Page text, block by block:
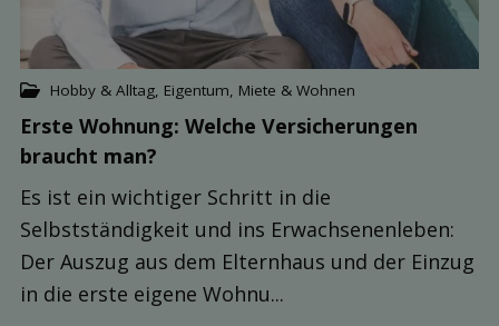
Hobby & Alltag Eigentum, Miete & Wohnen
Erste Wohnung: Welche Versicher­ungen
braucht man?
Es ist ein wichtiger Schritt in die
Selbstständigkeit und ins Erwachsenenleben:
Der Auszug aus dem Elternhaus und der Einzug
in die erste eigene Wohnu...